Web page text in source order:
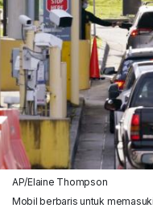
AP/Elaine Thompson
Mobil berbaris untuk